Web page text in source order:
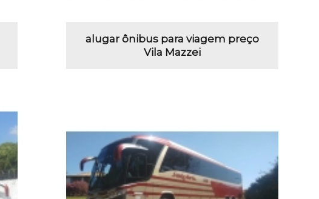
alugar ônibus para viagem preço
Vila Mazzei